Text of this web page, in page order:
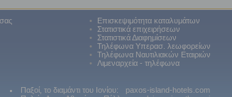
•
Επισκεψιμότητα καταλυμάτων
•
Στατιστικά επιχειρήσεων
•
Στατιστικά Διαφημίσεων
•
Τηλέφωνα Υπερασ. λεωφορείων
•
Τηλέφωνα Ναυτιλιακών Εταιριών
•
Λιμεναρχεία - τηλέφωνα
Παξοί, το διαμάντι του Ιονίου:
paxos-island-hotels.com